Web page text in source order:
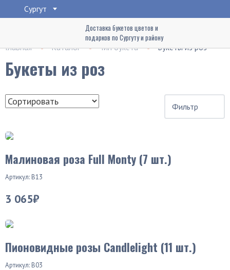
Сургут
Доставка букетов цветов и
подарков по Сургуту и району
Главная
Каталог Тип букета Букеты из роз
Букеты из роз
Фильтр
Малиновая роза Full Monty (7 шт.)
Артикул: В13
3 065₽
Пионовидные розы Candlelight (11 шт.)
Артикул: В03